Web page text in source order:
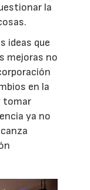
la
ideas que
mejoras no
en la
tomar
ya no